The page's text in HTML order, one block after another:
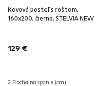
Kovová posteľ s roštom,
160x200, čierna, STELVIA NEW
129 €
2 Plocha na spanie (cm)